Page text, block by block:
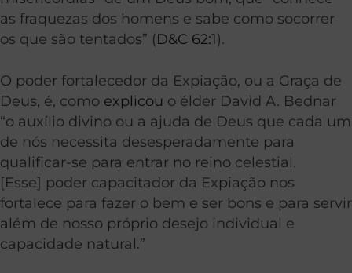
as fraquezas dos homens e sabe como socorrer
os que são tentados” (D&C 62:1).
O poder fortalecedor da Expiação, ou a Graça de
Deus, é, como explicou o élder David A. Bednar
“o auxílio divino ou a ajuda de Deus que cada um
de nós necessita desesperadamente para
qualificar-se para entrar no reino celestial.
[Esse] poder capacitador da Expiação nos
fortalece para fazer o bem e ser bons e para servir
além de nosso próprio desejo individual e
capacidade natural.”